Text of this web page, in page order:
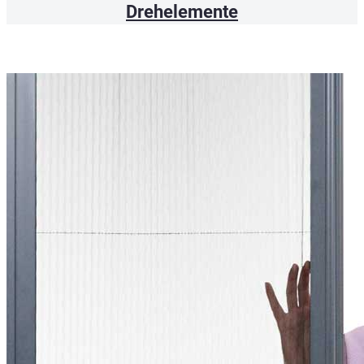
Drehelemente